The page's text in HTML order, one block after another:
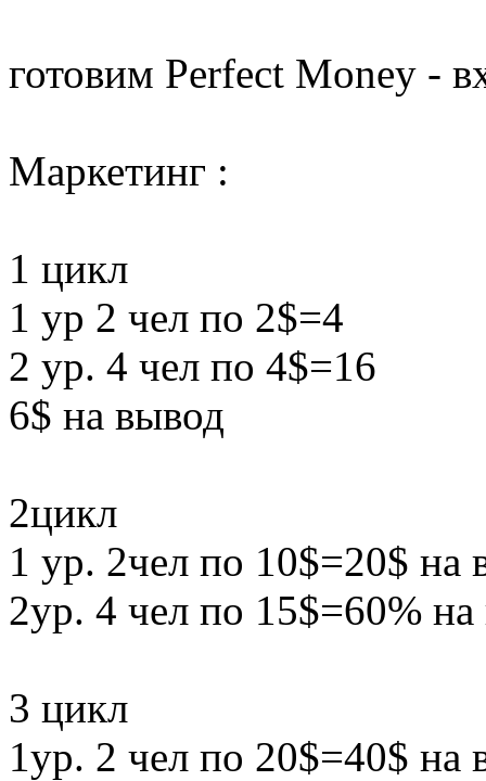
готовим Perfect Money -
Маркетинг :
1 цикл
1 ур 2 чел по 2$=4
2 ур. 4 чел по 4$=16
6$ на вывод
2цикл
1 ур. 2чел по 10$=20$ на
2ур. 4 чел по 15$=60%
3 цикл
1ур. 2 чел по 20$=40$ на